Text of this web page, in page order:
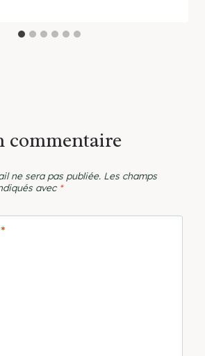
commentaire
ne sera pas publiée. Les champs
avec *
*